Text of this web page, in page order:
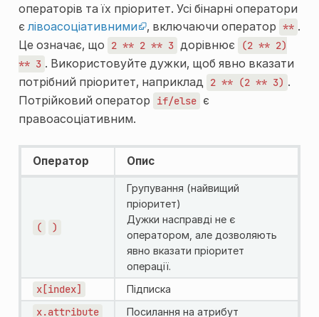
операторів та їх пріоритет. Усі бінарні оператори
є лівоасоціативними , включаючи оператор ** .
Це означає, що
2 ** 2 ** 3 дорівнює (2 ** 2)
** 3 . Використовуйте дужки, щоб явно вказати
потрібний пріоритет, наприклад
2 ** (2 ** 3) .
Потрійковий оператор
if/else є
правоасоціативним.
Оператор Опис
( )
Групування (найвищий
пріоритет)
Дужки насправді не є
оператором, але дозволяють
явно вказати пріоритет
операції.
x[index] Підписка
x.attribute Посилання на атрибут